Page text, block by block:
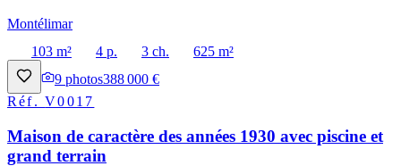
Montélimar
103 m²
4 p. 3 ch.
625 m²
9 photos388 000 €
Réf.V0017
Maison de caractère des années 1930 avec piscine et
grand terrain